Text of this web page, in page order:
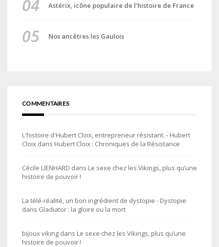
Astérix, icône populaire de l’histoire de France
Nos ancêtres les Gaulois
COMMENTAIRES
L'histoire d'Hubert Cloix, entrepreneur résistant. - Hubert
Cloix dans Hubert Cloix : Chroniques de la Résistance
Cécile LIENHARD dans Le sexe chez les Vikings, plus qu’une
histoire de pouvoir !
La télé-réalité, un bon ingrédient de dystopie - Dystopie
dans Gladiator : la gloire ou la mort
bijoux viking dans Le sexe chez les Vikings, plus qu’une
histoire de pouvoir !